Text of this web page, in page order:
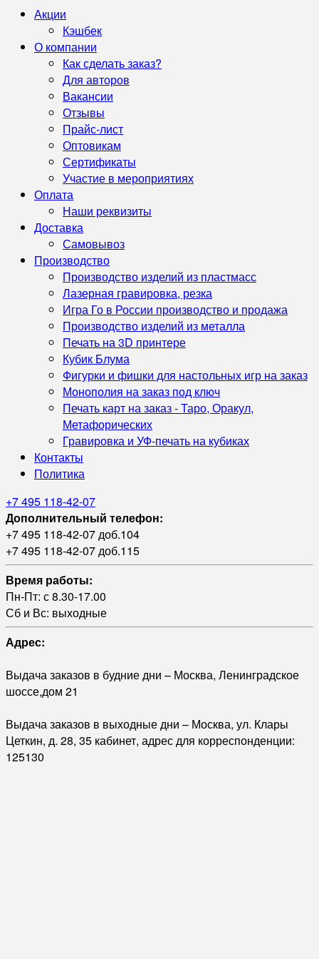
Акции
Кэшбек
О компании
Как сделать заказ?
Для авторов
Вакансии
Отзывы
Прайс-лист
Оптовикам
Сертификаты
Участие в мероприятиях
Оплата
Наши реквизиты
Доставка
Самовывоз
Производство
Производство изделий из пластмасс
Лазерная гравировка, резка
Игра Го в России производство и продажа
Производство изделий из металла
Печать на 3D принтере
Кубик Блума
Фигурки и фишки для настольных игр на заказ
Монополия на заказ под ключ
Печать карт на заказ - Таро, Оракул,
Метафорических
Гравировка и УФ‑печать на кубиках
Контакты
Политика
+7 495 118-42-07
Дополнительный телефон:
+7 495 118-42-07 доб.104
+7 495 118-42-07 доб.115
Время работы:
Пн-Пт: с 8.30-17.00
Сб и Вс: выходные
Адрес:
Выдача заказов в будние дни – Москва, Ленинградское
шоссе,дом 21
Выдача заказов в выходные дни – Москва, ул. Клары
Цеткин, д. 28, 35 кабинет, адрес для корреспонденции:
125130